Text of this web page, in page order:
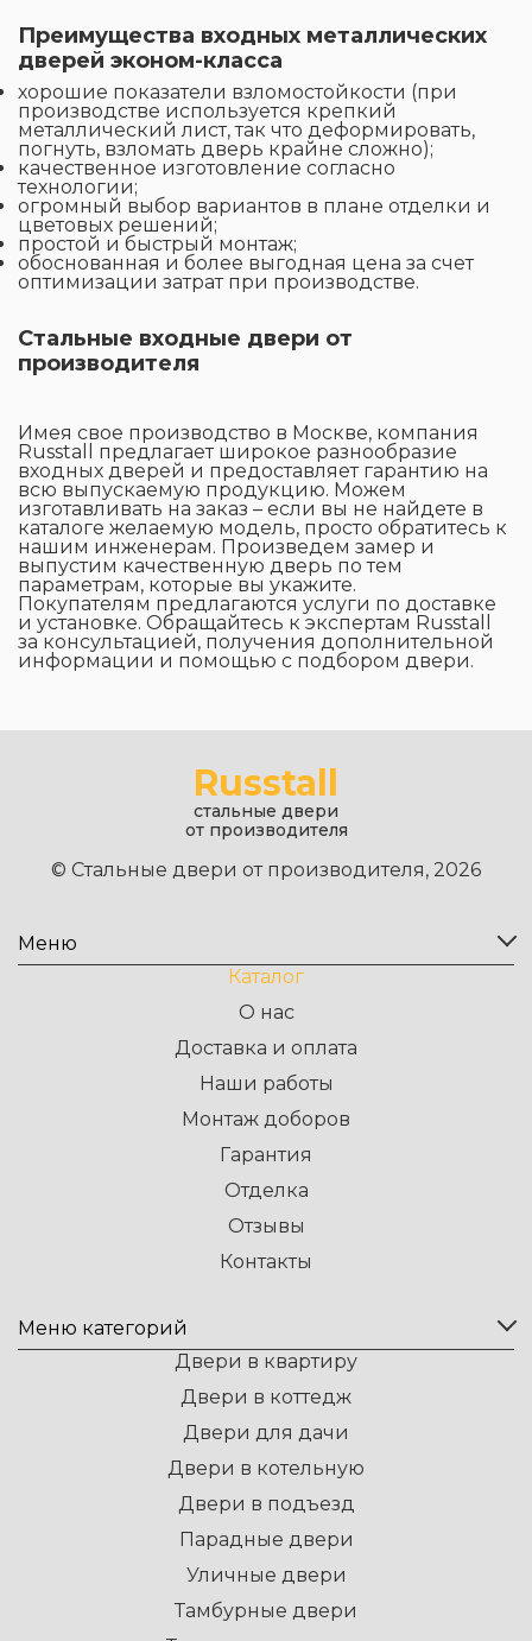
Преимущества входных металлических
дверей эконом-класса
хорошие показатели взломостойкости (при
производстве используется крепкий
металлический лист, так что деформировать,
погнуть, взломать дверь крайне сложно);
качественное изготовление согласно
технологии;
огромный выбор вариантов в плане отделки и
цветовых решений;
простой и быстрый монтаж;
обоснованная и более выгодная цена за счет
оптимизации затрат при производстве.
Стальные входные двери от
производителя
Имея свое производство в Москве, компания
Russtall предлагает широкое разнообразие
входных дверей и предоставляет гарантию на
всю выпускаемую продукцию. Можем
изготавливать на заказ – если вы не найдете в
каталоге желаемую модель, просто обратитесь к
нашим инженерам. Произведем замер и
выпустим качественную дверь по тем
параметрам, которые вы укажите.
Покупателям предлагаются услуги по доставке
и установке. Обращайтесь к экспертам Russtall
за консультацией, получения дополнительной
информации и помощью с подбором двери.
Russtall
стальные двери
от производителя
© Стальные двери от производителя, 2026
Меню
Каталог
О нас
Доставка и оплата
Наши работы
Монтаж доборов
Гарантия
Отделка
Отзывы
Контакты
Меню категорий
Двери в квартиру
Двери в коттедж
Двери для дачи
Двери в котельную
Двери в подъезд
Парадные двери
Уличные двери
Тамбурные двери